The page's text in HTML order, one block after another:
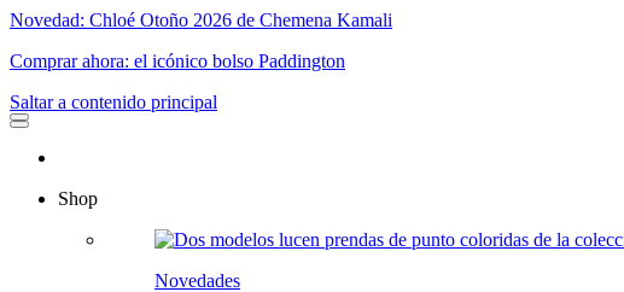
Novedad: Chloé Otoño 2026 de Chemena Kamali
Comprar ahora: el icónico bolso Paddington
Saltar a contenido principal
Shop
Novedades